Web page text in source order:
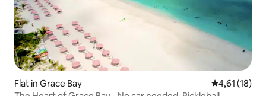
Flat in Grace Bay Gemiddelde
4,61 (18)